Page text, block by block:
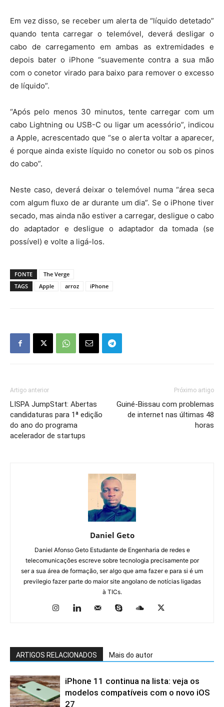
Em vez disso, se receber um alerta de “líquido detetado”
quando tenta carregar o telemóvel, deverá desligar o
cabo de carregamento em ambas as extremidades e
depois bater o iPhone “suavemente contra a sua mão
com o conetor virado para baixo para remover o excesso
de líquido”.
“Após pelo menos 30 minutos, tente carregar com um
cabo Lightning ou USB-C ou ligar um acessório”, indicou
a Apple, acrescentado que “se o alerta voltar a aparecer,
é porque ainda existe líquido no conetor ou sob os pinos
do cabo”.
Neste caso, deverá deixar o telemóvel numa “área seca
com algum fluxo de ar durante um dia”. Se o iPhone tiver
secado, mas ainda não estiver a carregar, desligue o cabo
do adaptador e desligue o adaptador da tomada (se
possível) e volte a ligá-los.
FONTE
The Verge
TAGS
Apple arroz iPhone
Artigo anterior
LISPA JumpStart: Abertas
candidaturas para 1ª edição
do ano do programa
acelerador de startups
Próximo artigo
Guiné-Bissau com problemas
de internet nas últimas 48
horas
Daniel Geto
Daniel Afonso Geto Estudante de Engenharia de redes e
telecomunicações escreve sobre tecnologia precisamente por
ser a sua área de formação, ser algo que ama fazer e para si é um
previlegio fazer parte do maior site angolano de notícias ligadas
à TICs.
ARTIGOS RELACIONADOS Mais do autor
iPhone 11 continua na lista: veja os
modelos compatíveis com o novo iOS
27